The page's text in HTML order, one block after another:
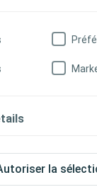
la
Alyte